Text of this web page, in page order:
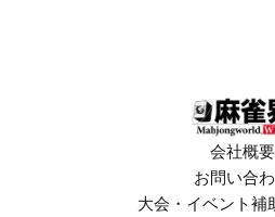
会社概要
お問い合
大会・イベント補